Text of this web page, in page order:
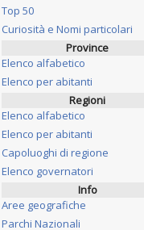
Top 50
Curiosità e Nomi particolari
Province
Elenco alfabetico
Elenco per abitanti
Regioni
Elenco alfabetico
Elenco per abitanti
Capoluoghi di regione
Elenco governatori
Info
Aree geografiche
Parchi Nazionali